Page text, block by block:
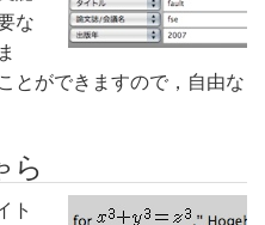
な
とができますので，自由な
ら
ト